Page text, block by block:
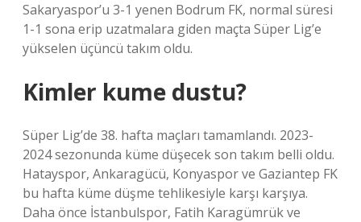
Sakaryaspor’u 3-1 yenen Bodrum FK, normal süresi
1-1 sona erip uzatmalara giden maçta Süper Lig’e
yükselen üçüncü takım oldu.
Kimler kume dustu?
Süper Lig’de 38. hafta maçları tamamlandı. 2023-
2024 sezonunda küme düşecek son takım belli oldu.
Hatayspor, Ankaragücü, Konyaspor ve Gaziantep FK
bu hafta küme düşme tehlikesiyle karşı karşıya.
Daha önce İstanbulspor, Fatih Karagümrük ve